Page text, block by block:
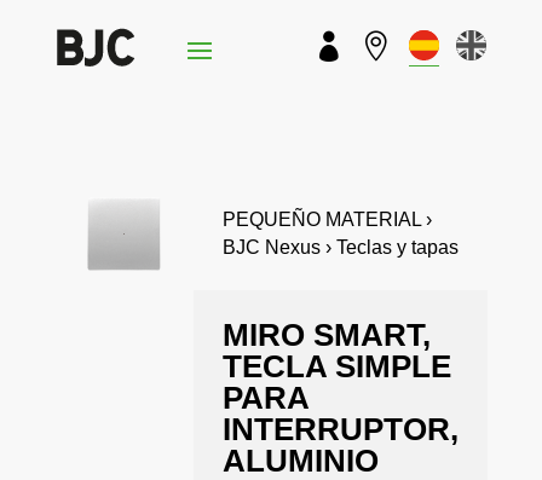
 
PEQUEÑO MATERIAL ›
BJC Nexus › Teclas y tapas
MIRO SMART,
TECLA SIMPLE
PARA
INTERRUPTOR,
ALUMINIO